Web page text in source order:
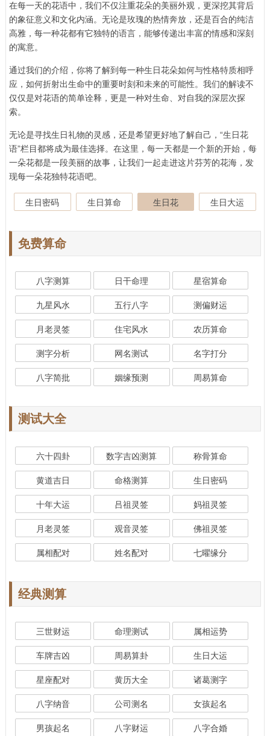
在每一天的花语中，我们不仅注重花朵的美丽外观，更深挖其背后
的象征意义和文化内涵。无论是玫瑰的热情奔放，还是百合的纯洁
高雅，每一种花都有它独特的语言，能够传递出丰富的情感和深刻
的寓意。
通过我们的介绍，你将了解到每一种生日花朵如何与性格特质相呼
应，如何折射出生命中的重要时刻和未来的可能性。我们的解读不
仅仅是对花语的简单诠释，更是一种对生命、对自我的深层次探
索。
无论是寻找生日礼物的灵感，还是希望更好地了解自己，“生日花
语”栏目都将成为最佳选择。在这里，每一天都是一个新的开始，每
一朵花都是一段美丽的故事，让我们一起走进这片芬芳的花海，发
现每一朵花独特花语吧。
生日密码 生日算命 生日花 生日大运
免费算命
八字测算 日干命理 星宿算命
九星风水 五行八字 测偏财运
月老灵签 住宅风水 农历算命
测字分析 网名测试 名字打分
八字简批 姻缘预测 周易算命
测试大全
六十四卦 数字吉凶测算 称骨算命
黄道吉日 命格测算 生日密码
十年大运 吕祖灵签 妈祖灵签
月老灵签 观音灵签 佛祖灵签
属相配对 姓名配对 七曜缘分
经典测算
三世财运 命理测试 属相运势
车牌吉凶 周易算卦 生日大运
星座配对 黄历大全 诸葛测字
八字纳音 公司测名 女孩起名
男孩起名 八字财运 八字合婚